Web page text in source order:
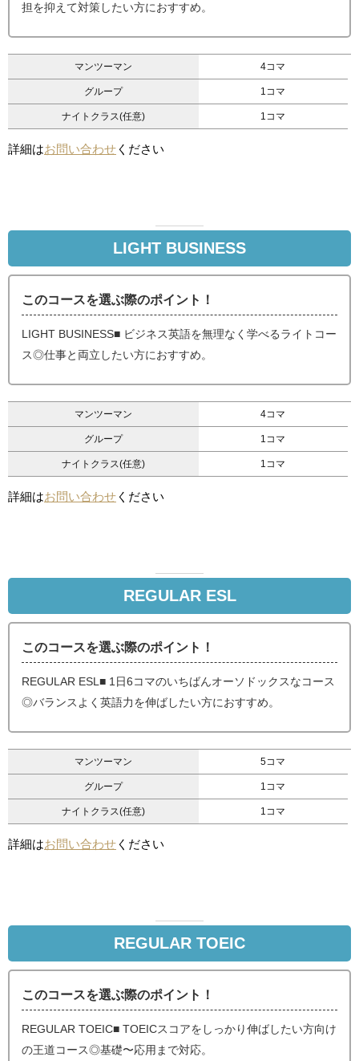
担を抑えて対策したい方におすすめ。
マンツーマン 4コマ
グループ 1コマ
ナイトクラス(任意) 1コマ
詳細はお問い合わせ ください
LIGHT BUSINESS
このコースを選ぶ際のポイント！
LIGHT BUSINESS■ ビジネス英語を無理なく学べるライトコー
ス◎仕事と両立したい方におすすめ。
マンツーマン 4コマ
グループ 1コマ
ナイトクラス(任意) 1コマ
詳細はお問い合わせ ください
REGULAR ESL
このコースを選ぶ際のポイント！
REGULAR ESL■ 1日6コマのいちばんオーソドックスなコース
◎バランスよく英語力を伸ばしたい方におすすめ。
マンツーマン 5コマ
グループ 1コマ
ナイトクラス(任意) 1コマ
詳細はお問い合わせ ください
REGULAR TOEIC
このコースを選ぶ際のポイント！
REGULAR TOEIC■ TOEICスコアをしっかり伸ばしたい方向け
の王道コース◎基礎〜応用まで対応。